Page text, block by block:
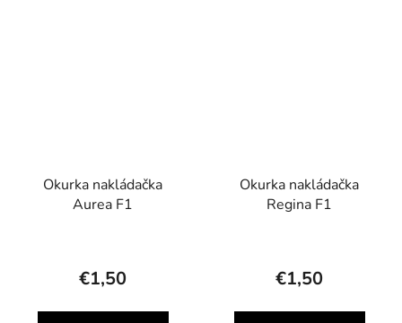
Okurka nakládačka
Aurea F1
€1,50
Okurka nakládačka
Regina F1
€1,50